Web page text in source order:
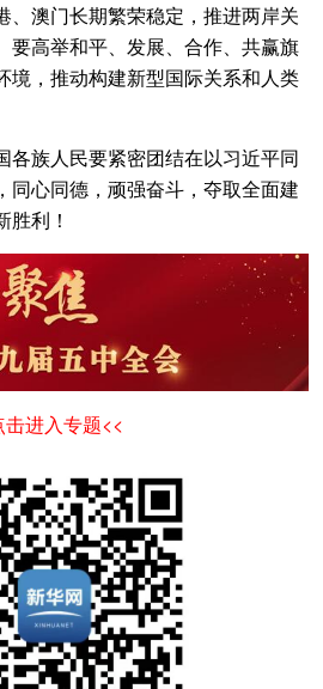
、澳门长期繁荣稳定，推进两岸关
要高举和平、发展、合作、共赢旗
境，推动构建新型国际关系和人类
族人民要紧密团结在以习近平同
同心同德，顽强奋斗，夺取全面建
利！
击进入专题<<